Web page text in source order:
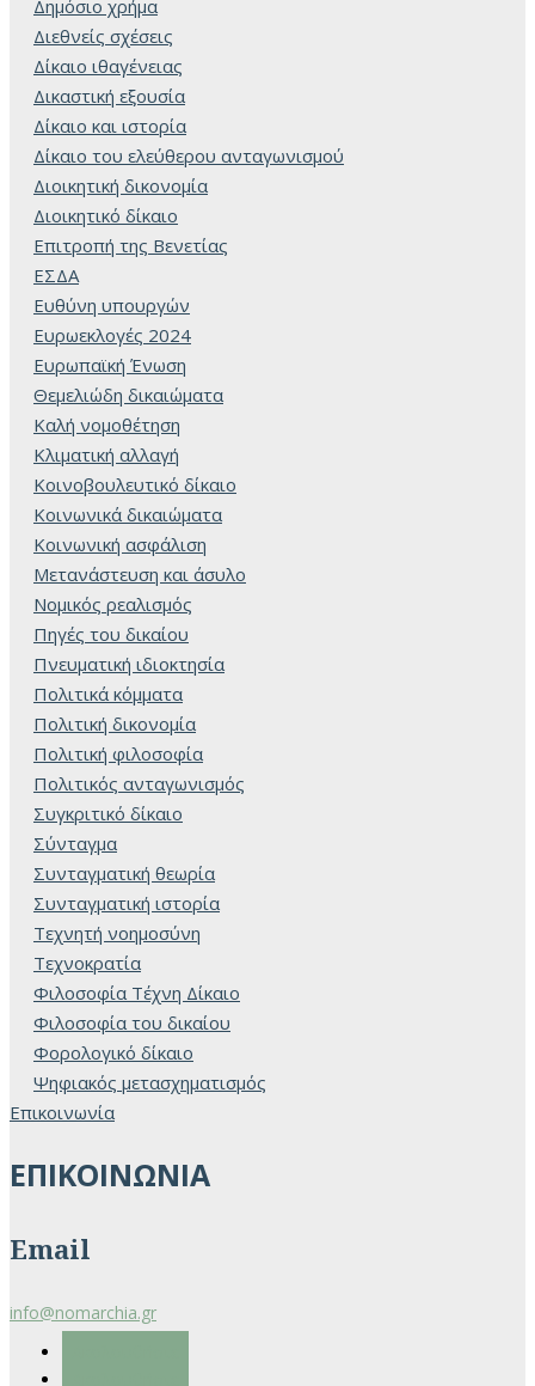
Δημόσιο χρήμα
Διεθνείς σχέσεις
Δίκαιο ιθαγένειας
Δικαστική εξουσία
Δίκαιο και ιστορία
Δίκαιο του ελεύθερου ανταγωνισμού
Διοικητική δικονομία
Διοικητικό δίκαιο
Επιτροπή της Βενετίας
ΕΣΔΑ
Ευθύνη υπουργών
Ευρωεκλογές 2024
Ευρωπαϊκή Ένωση
Θεμελιώδη δικαιώματα
Καλή νομοθέτηση
Κλιματική αλλαγή
Κοινοβουλευτικό δίκαιο
Κοινωνικά δικαιώματα
Κοινωνική ασφάλιση
Μετανάστευση και άσυλο
Νομικός ρεαλισμός
Πηγές του δικαίου
Πνευματική ιδιοκτησία
Πολιτικά κόμματα
Πολιτική δικονομία
Πολιτική φιλοσοφία
Πολιτικός ανταγωνισμός
Συγκριτικό δίκαιο
Σύνταγμα
Συνταγματική θεωρία
Συνταγματική ιστορία
Τεχνητή νοημοσύνη
Τεχνοκρατία
Φιλοσοφία Τέχνη Δίκαιο
Φιλοσοφία του δικαίου
Φορολογικό δίκαιο
Ψηφιακός μετασχηματισμός
Επικοινωνία
ΕΠΙΚΟΙΝΩΝΙΑ
Email
info@nomarchia.gr